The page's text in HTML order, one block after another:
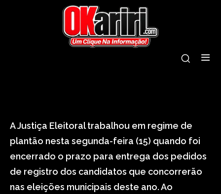
candidaturas
tre
A Justiça Eleitoral trabalhou em regime de
plantão nesta segunda-feira (15) quando foi
encerrado o prazo para entrega dos pedidos
de registro dos candidatos que concorrerão
nas eleições municipais deste ano. Ao